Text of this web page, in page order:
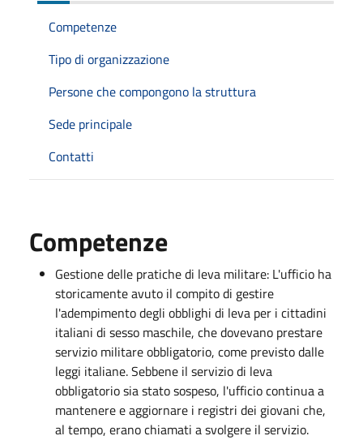
Competenze
Tipo di organizzazione
Persone che compongono la struttura
Sede principale
Contatti
Competenze
Gestione delle pratiche di leva militare: L'ufficio ha
storicamente avuto il compito di gestire
l'adempimento degli obblighi di leva per i cittadini
italiani di sesso maschile, che dovevano prestare
servizio militare obbligatorio, come previsto dalle
leggi italiane. Sebbene il servizio di leva
obbligatorio sia stato sospeso, l'ufficio continua a
mantenere e aggiornare i registri dei giovani che,
al tempo, erano chiamati a svolgere il servizio.